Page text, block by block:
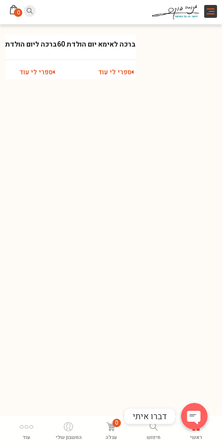
Toggle
navigation
0
ברכה ליום הולדת
ספרי לי עוד
ברכה לאימא יום הולדת 60
ספרי לי עוד
ראשי חיפוש
0
עגלה החשבון שלי עוד
דברו איתי